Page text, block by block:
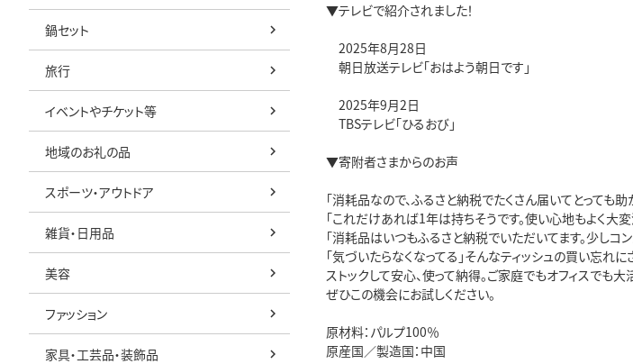
鍋セット
旅行
イベントやチケット等
地域のお礼の品
スポーツ・アウトドア
雑貨・日用品
美容
ファッション
家具・工芸品・装飾品
▼テレビで紹介されました！
2025年8月28日
朝日放送テレビ「おはよう朝日です」
2025年9月2日
TBSテレビ「ひるおび」
▼寄附者さまからのお声
「消耗品なので、ふるさと納税でたくさん届いてとっても
「これだけあれば1年は持ちそうです。使い心地もよく大
「消耗品はいつもふるさと納税でいただいてます。少しコン
「気づいたらなくなってる」そんなティッシュの買い忘れに
ストックして安心、使って納得。ご家庭でもオフィスでも大
ぜひこの機会にお試しください。
原材料：パルプ100％
原産国／製造国：中国